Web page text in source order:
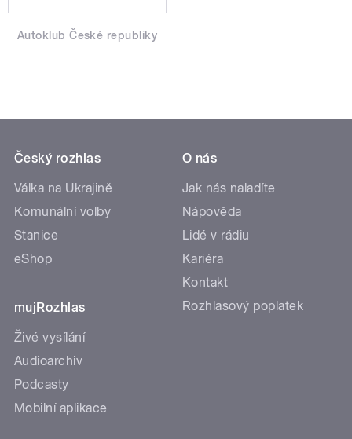
Autoklub České republiky
Český rozhlas
Válka na Ukrajině
Komunální volby
Stanice
eShop
mujRozhlas
Živé vysílání
Audioarchiv
Podcasty
Mobilní aplikace
O nás
Jak nás naladíte
Nápověda
Lidé v rádiu
Kariéra
Kontakt
Rozhlasový poplatek